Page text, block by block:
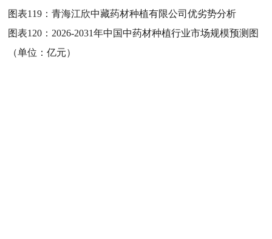
图表119：青海江欣中藏药材种植有限公司优劣势分析
图表120： 2026-2031年中国中药材种植行业市场规模预测图
（单位：亿元）